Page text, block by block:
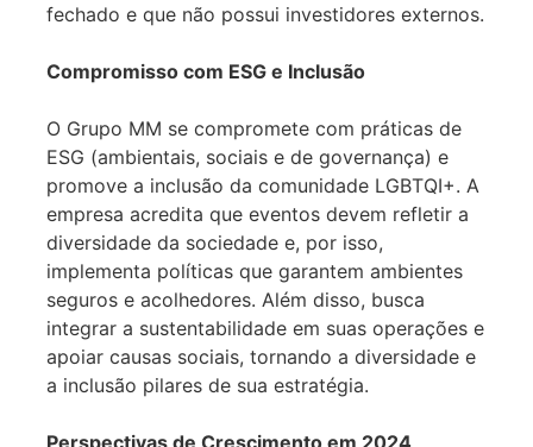
fechado e que não possui investidores externos.
Compromisso com ESG e Inclusão
O Grupo MM se compromete com práticas de
ESG (ambientais, sociais e de governança) e
promove a inclusão da comunidade LGBTQI+. A
empresa acredita que eventos devem refletir a
diversidade da sociedade e, por isso,
implementa políticas que garantem ambientes
seguros e acolhedores. Além disso, busca
integrar a sustentabilidade em suas operações e
apoiar causas sociais, tornando a diversidade e
a inclusão pilares de sua estratégia.
Perspectivas de Crescimento em 2024